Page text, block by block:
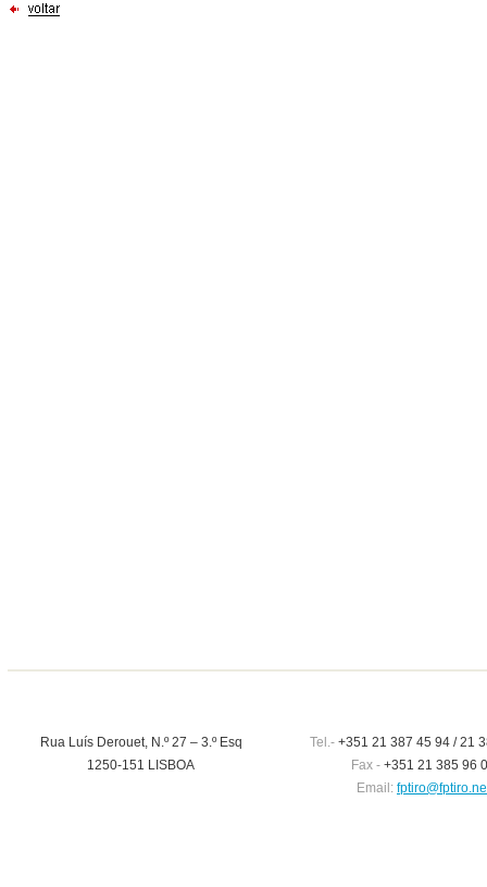
Rua Luís Derouet, N.º 27 – 3.º Esq
1250-151 LISBOA
Tel.-+351 21 387 45 94 / 21
Fax - +351 21 385 96
Email: